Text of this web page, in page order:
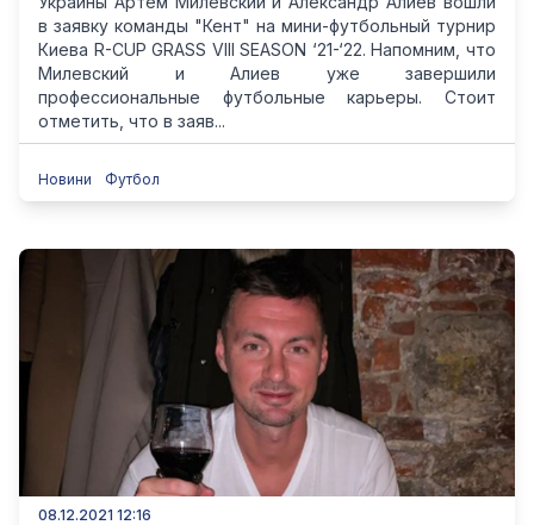
в заявку команды "Кент" на мини-футбольный турнир
Киева R-CUP GRASS VIII SEASON ‘21-‘22. Напомним, что
Милевский и Алиев уже завершили
профессиональные футбольные карьеры. Стоит
отметить, что в заяв...
Новини Футбол
08.12.2021 12:16